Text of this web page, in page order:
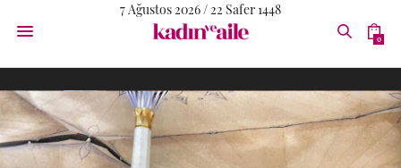
7 Ağustos 2026 / 22 Safer 1448
0